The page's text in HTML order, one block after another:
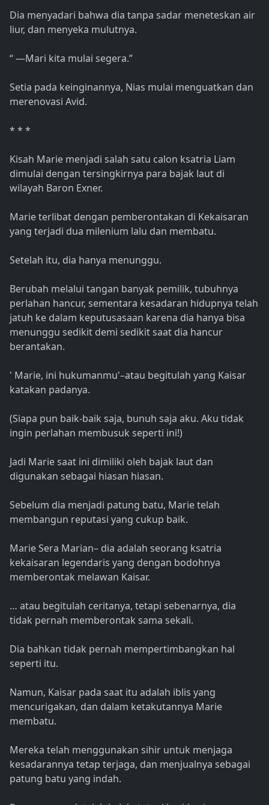
Dia menyadari bahwa dia tanpa sadar meneteskan air
liur, dan menyeka mulutnya.
“ —Mari kita mulai segera.”
Setia pada keinginannya, Nias mulai menguatkan dan
merenovasi Avid.
* * *
Kisah Marie menjadi salah satu calon ksatria Liam
dimulai dengan tersingkirnya para bajak laut di
wilayah Baron Exner.
Marie terlibat dengan pemberontakan di Kekaisaran
yang terjadi dua milenium lalu dan membatu.
Setelah itu, dia hanya menunggu.
Berubah melalui tangan banyak pemilik, tubuhnya
perlahan hancur, sementara kesadaran hidupnya telah
jatuh ke dalam keputusasaan karena dia hanya bisa
menunggu sedikit demi sedikit saat dia hancur
berantakan.
' Marie, ini hukumanmu'–atau begitulah yang Kaisar
katakan padanya.
(Siapa pun baik-baik saja, bunuh saja aku. Aku tidak
ingin perlahan membusuk seperti ini!)
Jadi Marie saat ini dimiliki oleh bajak laut dan
digunakan sebagai hiasan hiasan.
Sebelum dia menjadi patung batu, Marie telah
membangun reputasi yang cukup baik.
Marie Sera Marian– dia adalah seorang ksatria
kekaisaran legendaris yang dengan bodohnya
memberontak melawan Kaisar.
… atau begitulah ceritanya, tetapi sebenarnya, dia
tidak pernah memberontak sama sekali.
Dia bahkan tidak pernah mempertimbangkan hal
seperti itu.
Namun, Kaisar pada saat itu adalah iblis yang
mencurigakan, dan dalam ketakutannya Marie
membatu.
Mereka telah menggunakan sihir untuk menjaga
kesadarannya tetap terjaga, dan menjualnya sebagai
patung batu yang indah.